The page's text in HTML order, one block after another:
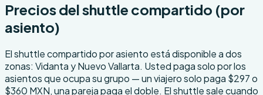
Precios del shuttle compartido (por
asiento)
El shuttle compartido por asiento está disponible a dos
zonas: Vidanta y Nuevo Vallarta. Usted paga solo por los
asientos que ocupa su grupo — un viajero solo paga $297 o
$360 MXN, una pareja paga el doble. El shuttle sale cuando